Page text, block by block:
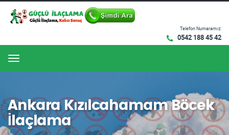
Telefon Numaramız:
0542 188 45 42
Menu
Ankara Kızılcahamam Böcek
İlaçlama